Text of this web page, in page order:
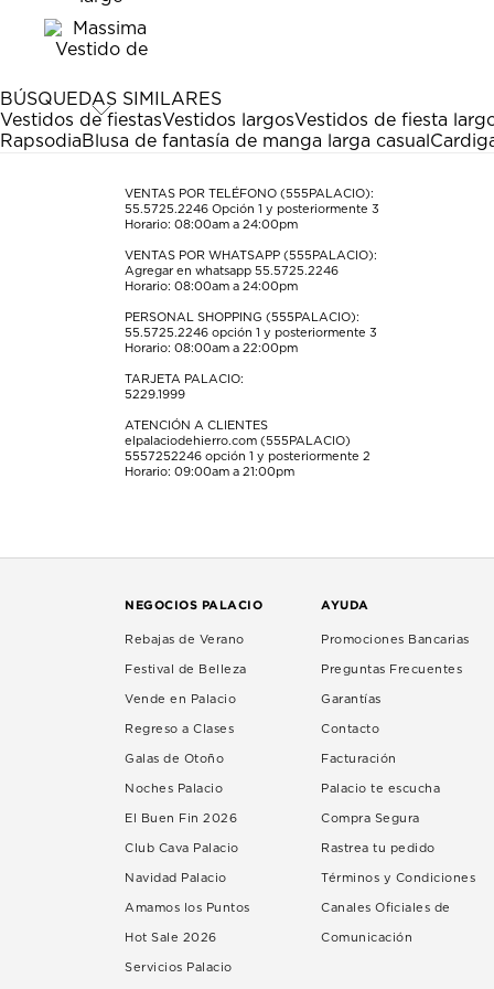
el
artículo
con
estrella
Esta
acción
abrirá
formulario
el
artículo
con
estrellas.
Esta
acción
abrirá
formulario
de
estrellas.
Esta
acción
abrirá
formulario
de
estrellas.
Esta
acción
abrirá
formulario
de
Esta
acción
abrirá
formulario
de
envío.
BÚSQUEDAS SIMILARES
Vestidos de fiestasVestidos largosVestidos de fiesta
RapsodiaBlusa de fantasía de manga larga casual
VENTAS POR TELÉFONO (555PALACIO):
55.5725.2246 Opción 1 y posteriormente 3
Horario: 08:00am a 24:00pm
VENTAS POR WHATSAPP (555PALACIO):
Agregar en whatsapp 55.5725.2246
Horario: 08:00am a 24:00pm
PERSONAL SHOPPING (555PALACIO):
55.5725.2246 opción 1 y posteriormente 3
Horario: 08:00am a 22:00pm
TARJETA PALACIO:
5229.1999
ATENCIÓN A CLIENTES
elpalaciodehierro.com (555PALACIO)
5557252246 opción 1 y posteriormente 2
Horario: 09:00am a 21:00pm
NEGOCIOS PALACIO
Rebajas de Verano
Festival de Belleza
Vende en Palacio
Regreso a Clases
Galas de Otoño
Noches Palacio
El Buen Fin 2026
Club Cava Palacio
Navidad Palacio
Amamos los Puntos
Hot Sale 2026
Servicios Palacio
AYUDA
Promociones Bancarias
Preguntas Frecuentes
Garantías
Contacto
Facturación
Palacio te escucha
Compra Segura
Rastrea tu pedido
Términos y Condiciones
Canales Oficiales de
Comunicación